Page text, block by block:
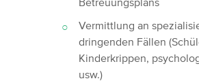
Vermittlung an
dringenden Fällen
Kinderkrippen,
usw.)